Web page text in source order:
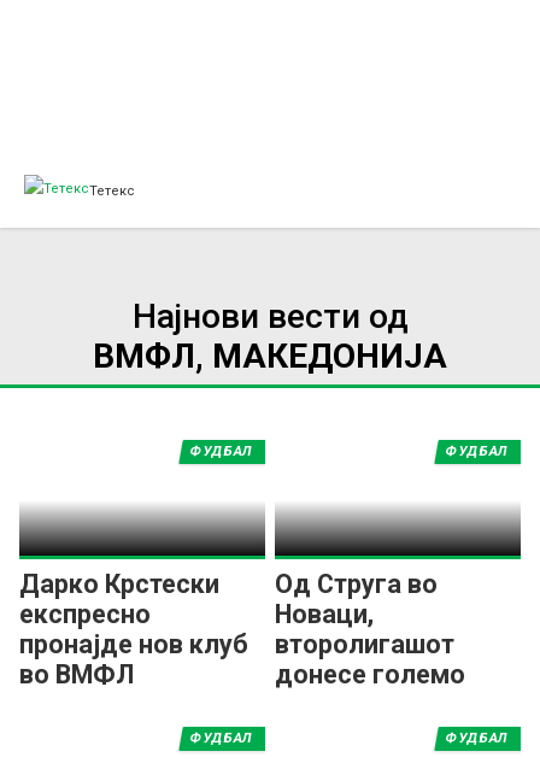
Тетекс
Најнови вести од
ВМФЛ, МАКЕДОНИЈА
Дарко Крстески
експресно
пронајде нов клуб
во ВМФЛ
ФУДБАЛ
Од Струга во
Новаци,
второлигашот
донесе големо
средниот ред!
ФУДБАЛ
ФУДБАЛ ФУДБАЛ